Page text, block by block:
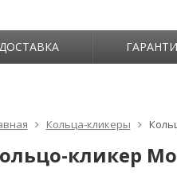
Кольца-кликеры
кликер